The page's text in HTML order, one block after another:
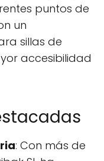
puntos de
un
sillas de
accesibilidad
: Con más de